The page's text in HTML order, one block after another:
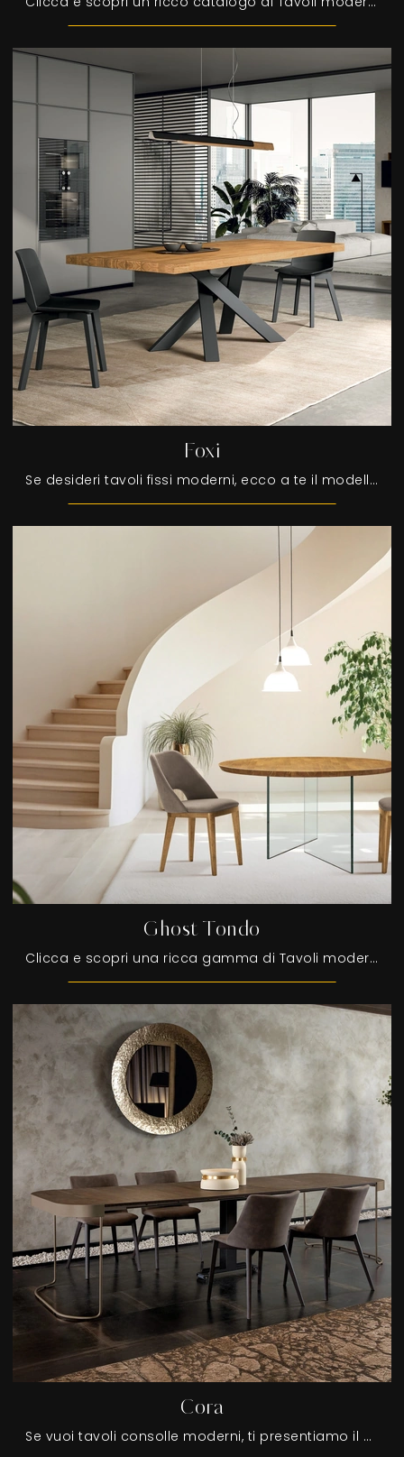
Foxi
Se desideri tavoli fissi moderni, ecco a te il modello da pranzo in legno Foxi della marca FGF Mobili.
Ghost Tondo
Clicca e scopri una ricca gamma di Tavoli moderni fissi da pranzo! Il modello Ghost Tondo di FGF Mobili ti sta aspettando.
Cora
Se vuoi tavoli consolle moderni, ti presentiamo il modello da pranzo in melaminico Cora dell'azienda Tonin Casa.